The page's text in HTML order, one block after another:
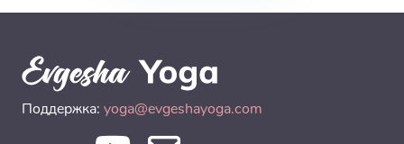
Поддержка: yoga@evgeshayoga.com